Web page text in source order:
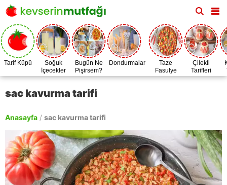
Tarif Küpü
Soğuk
İçecekler
Bugün Ne
Pişirsem?
Dondurmalar
Taze
Fasulye
Zamanı
Çilekli
Tarifleri
sac kavurma tarifi
Anasayfa / sac kavurma tarifi